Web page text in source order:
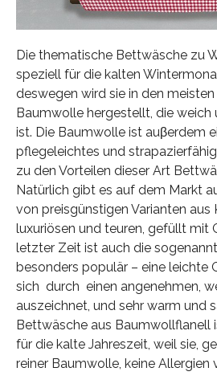
Die thematische Bettwäsche zu
speziell für die kalten
deswegen wird sie in den meisten
Baumwolle hergestellt, die weich
ist. Die Baumwolle ist auβerdem
pflegeleichtes und
zu den Vorteilen dieser Art
Natürlich gibt es auf dem Markt
von preisgünstigen Varianten aus
luxuriösen und teuren, gefüllt mit
letzter Zeit ist auch die
besonders populär – eine leichte
sich durch einen angenehmen,
auszeichnet, und sehr warm und
Bettwäsche aus Baumwollflanell
für die kalte Jahreszeit, weil sie,
reiner Baumwolle, keine Allergien